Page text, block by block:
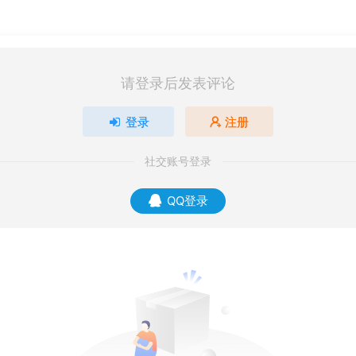
请登录后发表评论
登录 注册
社交账号登录
QQ登录